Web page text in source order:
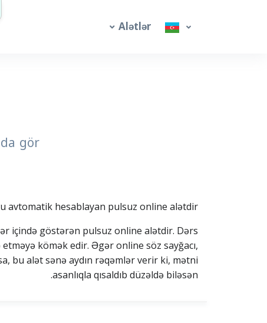
Alətlər
gör
avtomatik hesablayan pulsuz online alətdir.
içində göstərən pulsuz online alətdir. Dərs
kömək edir. Əgər online söz sayğacı,
bu alət sənə aydın rəqəmlər verir ki, mətni
asanlıqla qısaldıb düzəldə biləsən.